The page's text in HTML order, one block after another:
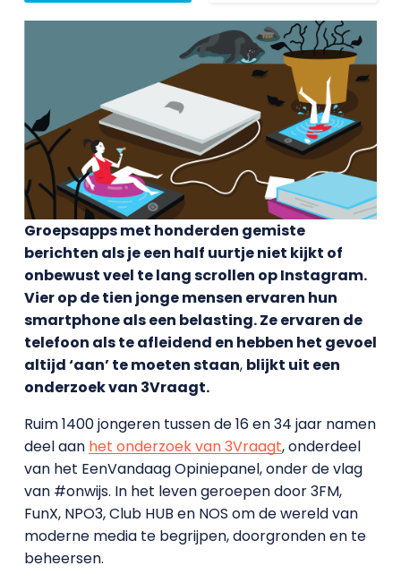
Groepsapps met honderden gemiste
berichten als je een half uurtje niet kijkt of
onbewust veel te lang scrollen op Instagram.
Vier op de tien jonge mensen ervaren hun
smartphone als een belasting. Ze ervaren de
telefoon als te afleidend en hebben het gevoel
altijd ‘aan’ te moeten staan, blijkt uit een
onderzoek van 3Vraagt.
Ruim 1400 jongeren tussen de 16 en 34 jaar namen
deel aan het onderzoek van 3Vraagt, onderdeel
van het EenVandaag Opiniepanel, onder de vlag
van #onwijs. In het leven geroepen door 3FM,
FunX, NPO3, Club HUB en NOS om de wereld van
moderne media te begrijpen, doorgronden en te
beheersen.